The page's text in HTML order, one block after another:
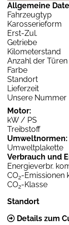
Allgemeine
Fahrzeugtyp
Karosserieform
Erst-Zul.
Getriebe
Kilometerstand
Anzahl der Türen
Farbe
Standort
Lieferzeit
Unsere Nummer
Motor:
kW / PS
Treibstoff
Umweltnormen:
Umweltplakette
Verbrauch und
Energieverbr.
CO2-Emissionen
CO2-Klasse
Standort
Details zum